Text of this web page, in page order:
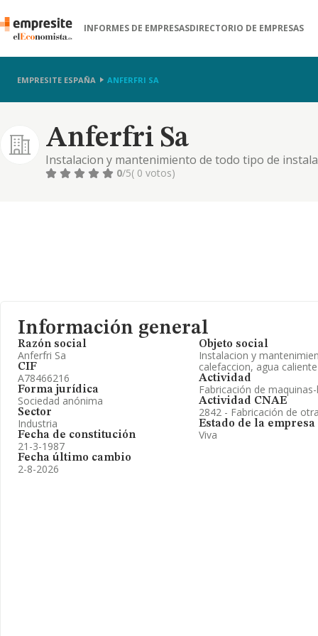
INFORMES DE EMPRESASDIRECTORIO DE EMPRESAS
EMPRESITE ESPAÑA ANFERFRI SA
Anferfri Sa
Instalacion y mantenimiento de todo tipo de
climatizacion. 0/5( 0 votos)
Información general
Razón social
Anferfri Sa
CIF
A78466216
Forma jurídica
Sociedad anónima
Sector
Industria
Fecha de constitución
21-3-1987
Fecha último cambio
2-8-2026
Objeto social
Instalacion y
calefaccion, agua
Actividad
Fabricación de
Actividad CNAE
2842 - Fabricación de
Estado de la empresa
Viva